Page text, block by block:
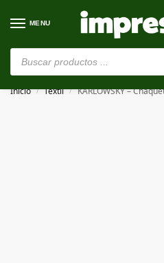
MENU
⚠️ Estamos en pruebas. Si
Inicio / Textil / KARLOWSKY – Chaqueta de cocinero